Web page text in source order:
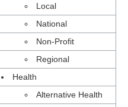
Local
National
Non-Profit
Regional
Health
Alternative Health